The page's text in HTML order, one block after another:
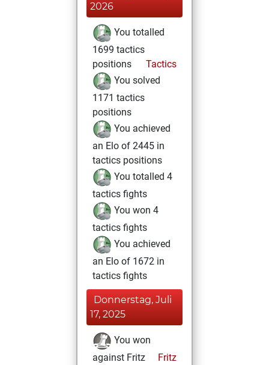
2026
You totalled
1699 tactics
positions
Tactics
You solved
1171 tactics
positions
You achieved
an Elo of 2445 in
tactics positions
You totalled 4
tactics fights
You won 4
tactics fights
You achieved
an Elo of 1672 in
tactics fights
Donnerstag, Juli
17, 2025
You won
against Fritz
Fritz